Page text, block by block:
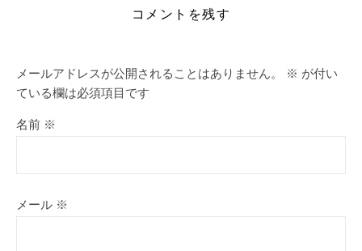
コメントを残す
メールアドレスが公開されることはありません。 ※ が付い
ている欄は必須項目です
名前 ※
メール ※